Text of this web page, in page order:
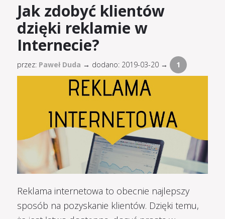
Jak zdobyć klientów
dzięki reklamie w
Internecie?
przez: Paweł Duda → dodano: 2019-03-20 → 1
Reklama internetowa to obecnie najlepszy
sposób na pozyskanie klientów. Dzięki temu,